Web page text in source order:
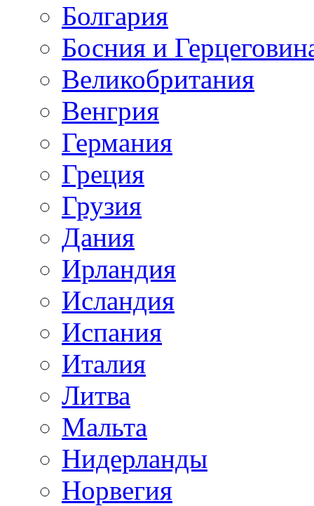
Болгария
Босния и
Великобритания
Венгрия
Германия
Греция
Грузия
Дания
Ирландия
Исландия
Испания
Италия
Литва
Мальта
Нидерланды
Норвегия